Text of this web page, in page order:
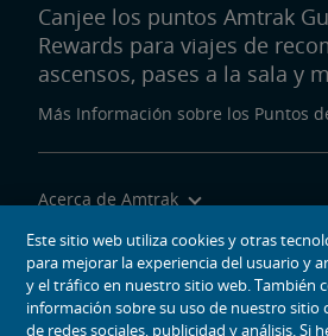
Canjee los puntos Amtrak
Rewards para viajes de
ascensos, pases a la sala y
Más Información sobre los Puntos
Acerca de Amtrak
Viajar con Nosotros
Herramientas del Sitio
Este sitio web utiliza cookies y otras
para mejorar la experiencia del usuario y
y el tráfico en nuestro sitio web. También
información sobre su uso de nuestro sitio
de redes sociales, publicidad y análisis. Si